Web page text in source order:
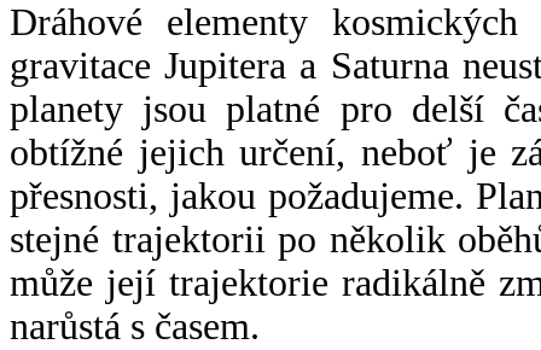
Dráhové elementy
gravitace Jupitera a Saturna
planety jsou platné pro delší
obtížné jejich určení, neboť je
přesnosti, jakou požadujeme.
stejné trajektorii po několik
může její trajektorie radikálně
narůstá s časem.